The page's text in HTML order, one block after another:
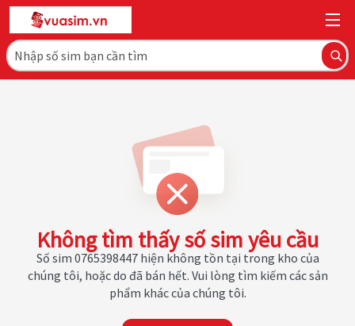
Không tìm thấy số sim yêu cầu
Số sim 0765398447 hiện không tồn tại trong kho của
chúng tôi, hoặc do đã bán hết. Vui lòng tìm kiếm các sản
phẩm khác của chúng tôi.